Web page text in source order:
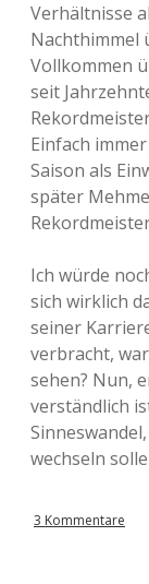
Verhältnisse
Nachthimmel
Vollkommen
seit
Einfach
Saison als
später
Ich würde
sich wirklich
seiner
verbracht,
sehen? Nun,
verständlich
wechseln
3 Kommentare